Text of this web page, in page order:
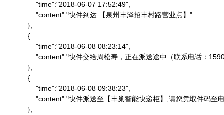
                "time":"2018-06-07 17:52:49",
                "content":"快件到达 【泉州丰泽招丰村路营业点】"
            },
            {
                "time":"2018-06-08 08:23:14",
"content":"快件交给周松寿，正在派送途中（联系电话：
            },
            {
                "time":"2018-06-08 09:38:23",
"content":"快件派送至【丰巢智能快递柜】,请您凭取件
            },